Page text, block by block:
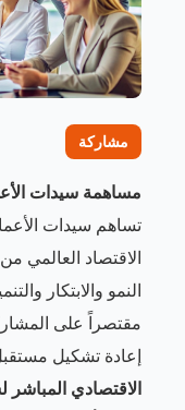
مشاركة
مساهمة سيدات
تساهم سيدات
الاقتصاد العالمي
النمو والابتكار
مقتصراً على
إعادة تشكيل
الاقتصادي المباشر